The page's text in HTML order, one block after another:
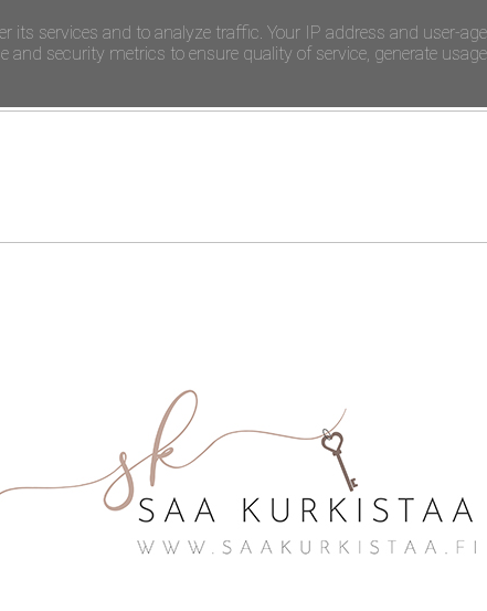
its services and to analyze traffic. Your IP address and user-
and security metrics to ensure quality of service, generate